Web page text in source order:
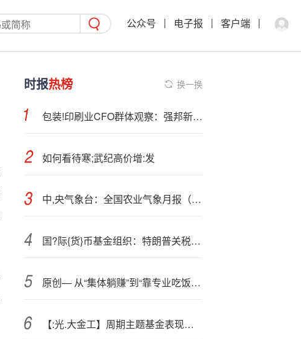
公众号 电子报 客户端
时报热榜 换一换
包装!印刷业CFO群体观察：强邦新材胡文38岁成最年轻CFO 昇兴股份王炜为华中科技大学博士
如何看待寒;武纪高价增:发
中,央气象台：全国农业气象月报（2025年08月05日）
国?际{货}币基金组织：特朗普关税将“在短期和长期内”拖累全球经济
原创— 从“集体躺赚”到“靠专业吃饭!”，基金打新“打法”迭代
【:光.大金工】周期主题基金表现占优，被动资金加仓金融地产、周期ETF——基金市场与ESG产品周报20250811